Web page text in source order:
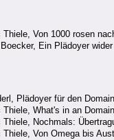
Thiele, Von 1000 rosen
Ein Plädoyer
Plädoyer für den
Thiele, What's in an
Thiele, Nochmals:
Thiele, Von Omega bis